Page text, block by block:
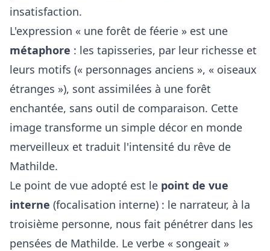
insatisfaction.
L'expression « une forêt de féerie » est une
métaphore : les tapisseries, par leur richesse et
leurs motifs (« personnages anciens », « oiseaux
étranges »), sont assimilées à une forêt
enchantée, sans outil de comparaison. Cette
image transforme un simple décor en monde
merveilleux et traduit l'intensité du rêve de
Mathilde.
Le point de vue adopté est le point de vue
interne (focalisation interne) : le narrateur, à la
troisième personne, nous fait pénétrer dans les
pensées de Mathilde. Le verbe « songeait »